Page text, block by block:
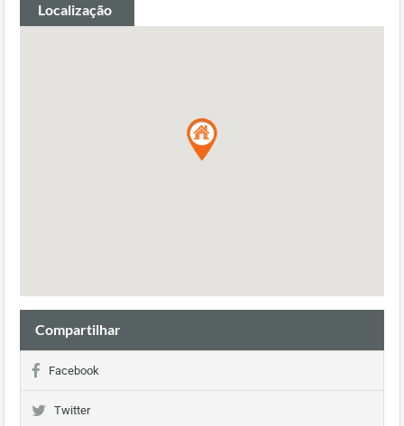
Localização
Compartilhar
Facebook
Twitter